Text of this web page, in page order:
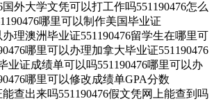
国外大学文凭可以打工作吗551190476怎么
哪里可以制作美国毕业证
办理澳洲毕业证551190476留学生在哪里可
哪里可以办理加拿大毕业证551190476
业证成绩单可以吗551190476哪里可以办
哪里可以修改成绩单GPA分数
能查出来吗551190476假文凭网上能查到吗